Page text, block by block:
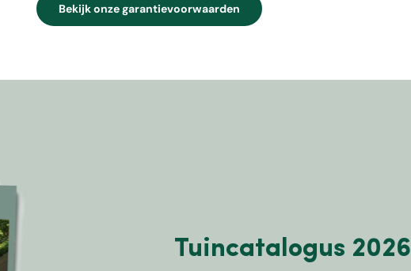
Bekijk onze garantievoorwaarden
Tuincatalogus 2026